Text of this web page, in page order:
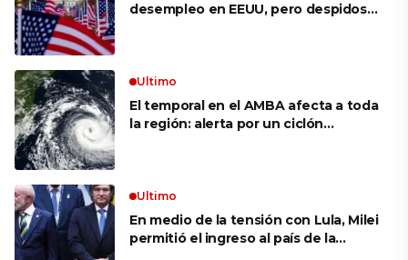
desempleo en EEUU, pero despidos
Ultimo
El temporal en el AMBA afecta a toda
la región: alerta por un ciclón
Ultimo
En medio de la tensión con Lula, Milei
permitió el ingreso al país de la